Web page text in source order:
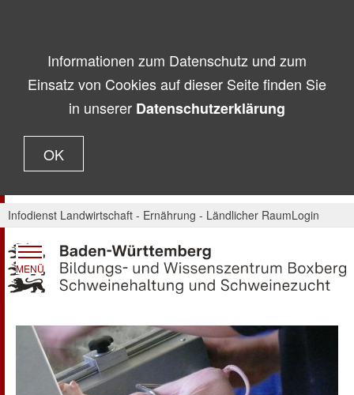
Informationen zum Datenschutz und zum
Einsatz von Cookies auf dieser Seite finden Sie
in unserer Datenschutzerklärung
OK
Infodienst Landwirtschaft - Ernährung - Ländlicher RaumLogin
MENÜ